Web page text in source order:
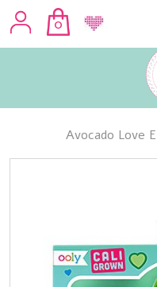
0
Avocado Love